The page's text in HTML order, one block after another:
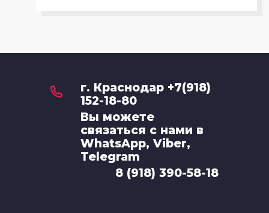
г. Краснодар +7(918)
152-18-80
Вы можете
связаться с нами в
WhatsApp, Viber,
Telegram
8 (918) 390-58-18